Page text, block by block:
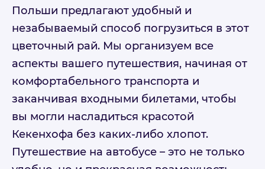
Польши предлагают удобный и
незабываемый способ погрузиться в этот
цветочный рай. Мы организуем все
аспекты вашего путешествия, начиная от
комфортабельного транспорта и
заканчивая входными билетами, чтобы
вы могли насладиться красотой
Кекенхофа без каких-либо хлопот.
Путешествие на автобусе – это не только